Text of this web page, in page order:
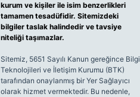
kurum ve kişiler ile isim benzerlikleri
tamamen tesadüfidir. Sitemizdeki
bilgiler taslak halindedir ve tavsiye
niteliği taşımazlar.
Sitemiz, 5651 Sayılı Kanun gereğince Bilgi
Teknolojileri ve İletişim Kurumu (BTK)
tarafından onaylanmış bir Yer Sağlayıcı
olarak hizmet vermektedir. Bu nedenle,